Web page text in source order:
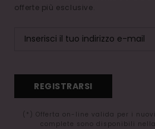
offerte più esclusive.
REGISTRARSI
(*) Offerta on-line valida per i
complete sono disponibili